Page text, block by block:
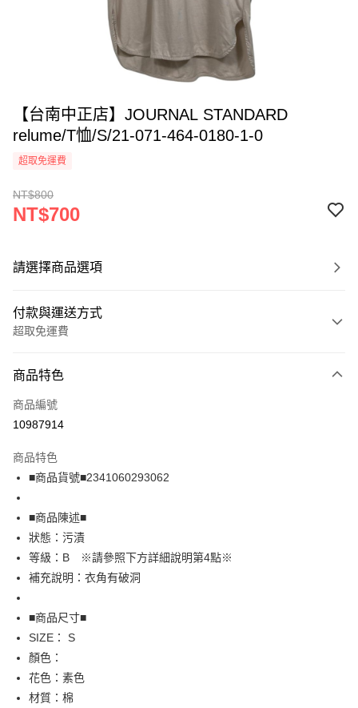
【台南中正店】JOURNAL STANDARD
relume/T恤/S/21-071-464-0180-1-0
超取免運費
NT$800
NT$700
請選擇商品選項
付款與運送方式
超取免運費
信用卡一次付款
超商取貨付款
Apple Pay
街口支付
悠遊付
全盈+PAY
相關說明
AFTEE先享後付是「在收到商品之後才付款」的支付方式。 讓您購物簡單
便利好安心！
１．簡單：不需註冊會員、不需綁卡、不需儲值。
２．便利：只要手機號碼，簡訊認證，即可結帳。
３．安心：先確認商品／服務後，再付款。
運送方式
全家取貨付款
免運費
商品特色
商品編號
10987914
商品特色
■商品貨號■2341060293062
■商品陳述■
狀態：污漬
等級：B ※請參照下方詳細說明第4點※
補充說明：衣角有破洞
■商品尺寸■
SIZE： S
顏色：
花色：素色
材質：棉